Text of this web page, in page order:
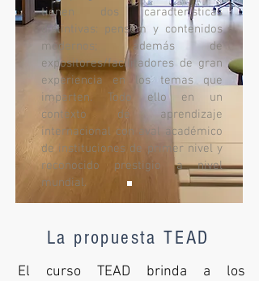
tienen dos características
distintivas: pensum y contenidos
modernos; además de
expositores/facilitadores de gran
experiencia en los temas que
imparten. Todo ello en un
contexto de aprendizaje
internacional con aval académico
de instituciones de primer nivel y
reconocido prestigio a nivel
mundial.
La propuesta TEAD
El curso TEAD brinda a los